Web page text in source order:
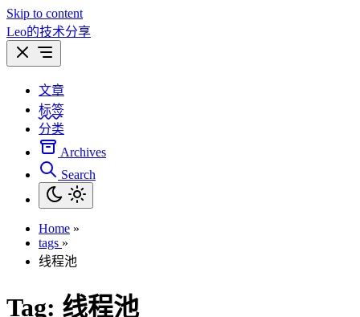
Skip to content
Leo的技术分享
文章
标签
分类
Archives
Search
Home »
tags »
线程池
Tag: 线程池